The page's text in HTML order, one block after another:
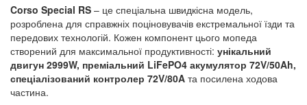
Corso Special RS – це спеціальна швидкісна модель,
розроблена для справжніх поціновувачів екстремальної їзди та
передових технологій. Кожен компонент цього мопеда
створений для максимальної продуктивності: унікальний
двигун 2999W, преміальний LiFePO4 акумулятор 72V/50Ah,
спеціалізований контролер 72V/80A та посилена ходова
частина.